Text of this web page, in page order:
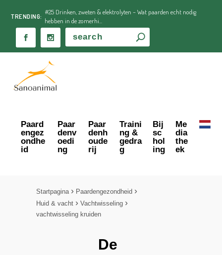
TRENDING:
#25 Drinken, zweten & elektrolyten – Wat paarden echt nodig
hebben in de zomerhi...
Paard
engez
ondhe
id
Paar
denv
oedi
ng
Paar
denh
oude
rij
Traini
ng &
gedra
g
Bij
sc
hol
ing
Me
dia
the
ek
Startpagina
Paardengezondheid
Huid & vacht
Vachtwisseling
vachtwisseling kruiden
De